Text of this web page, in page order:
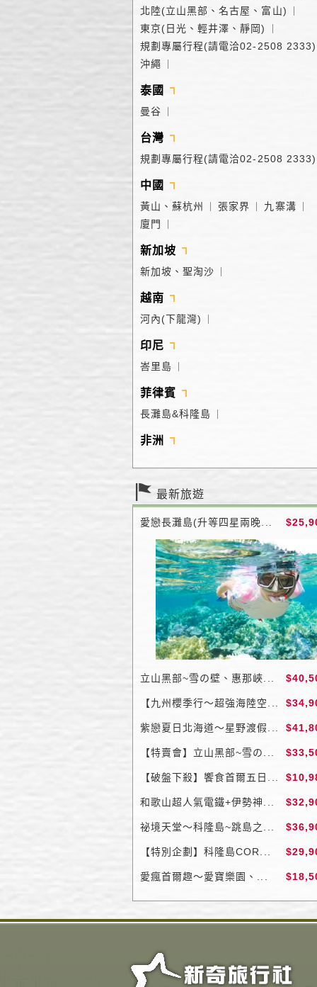
北陸(立山黑部、名古屋、富山)
東京(日光、輕井澤、靜岡)
規劃專屬行程(請電洽02-2508 2333)
沖繩
泰國
曼谷
台灣
規劃專屬行程(請電洽02-2508 2333)
中國
黃山、蘇杭州 張家界 九寨溝
廈門
新加坡
新加坡、聖淘沙
越南
河內(下龍灣)
印尼
峇里島
菲律賓
長灘島&科隆島
非洲
最新旅遊
愛戀長灘島(升等四星兩晚...
立山黑部~雪の壁、惠那峽...
【九州櫻季行～超強海陸空...
紫戀夏日北海道～星野渡假...
【特賣會】立山黑部~雪の...
【破盤下殺】饗食首爾五日...
和歌山超人氣電鐵+伊勢神...
祕境天堂～科隆島~跳島之...
【特別企劃】科隆島COR...
愛瘋首爾趣～愛寶樂園、...